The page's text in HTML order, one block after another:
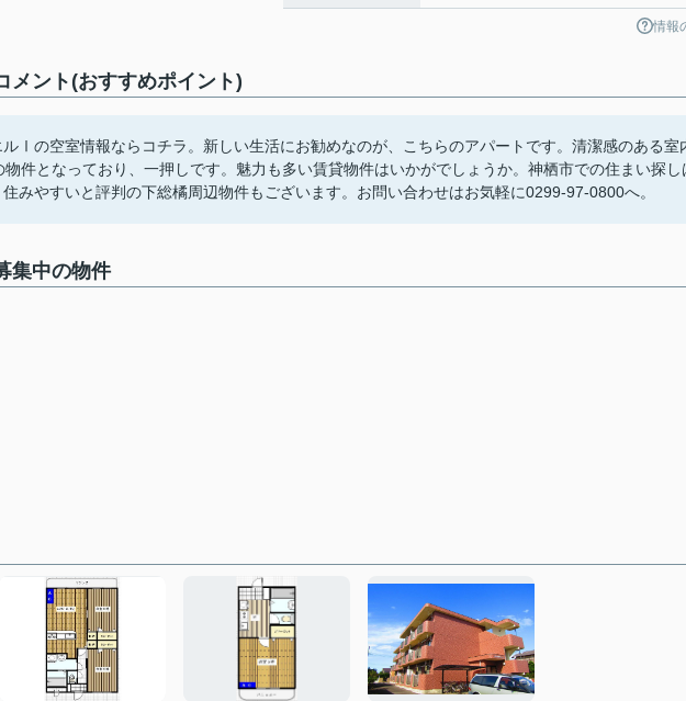
情報
ント(おすすめポイント)
Ⅰの空室情報ならコチラ。新しい生活にお勧めなのが、こちらのアパートです。清潔感のある室
件となっており、一押しです。魅力も多い賃貸物件はいかがでしょうか。神栖市での住まい探し
みやすいと評判の下総橘周辺物件もございます。お問い合わせはお気軽に0299-97-0800へ。
中の物件